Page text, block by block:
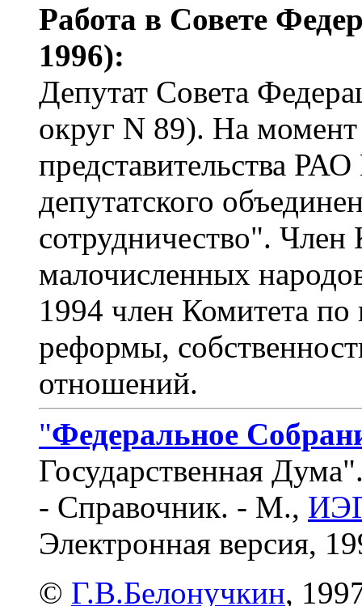
Работа в Совете
1996):
Депутат Совета
округ N 89). На
представительства
депутатского
сотрудничество".
малочисленных
1994 член Комитета
реформы,
отношений.
"Федеральное
Государственная
- Справочник. - М.,
Электронная версия,
© Г.В.Белонучкин,